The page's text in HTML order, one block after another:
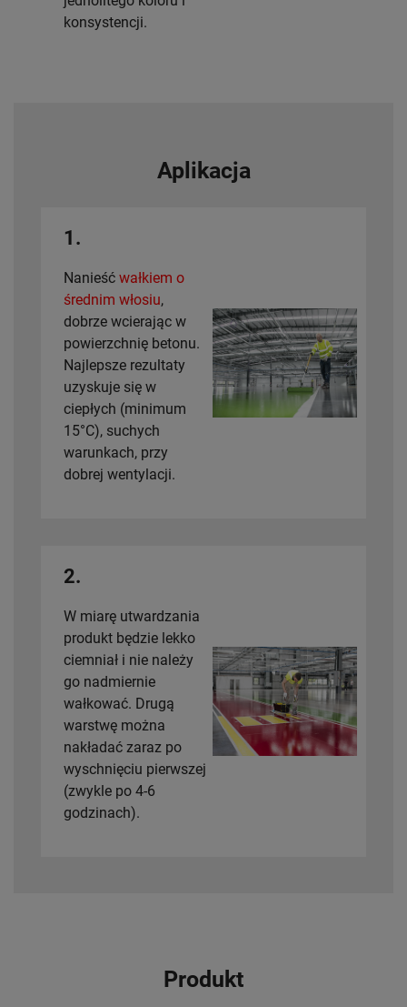
konsystencji.
Aplikacja
1.
Nanieść wałkiem o
średnim włosiu,
dobrze wcierając w
powierzchnię betonu.
Najlepsze rezultaty
uzyskuje się w
ciepłych (minimum
15°C), suchych
warunkach, przy
dobrej wentylacji.
2.
W miarę utwardzania
produkt będzie lekko
ciemniał i nie należy
go nadmiernie
wałkować. Drugą
warstwę można
nakładać zaraz po
wyschnięciu pierwszej
(zwykle po 4-6
godzinach).
Produkt